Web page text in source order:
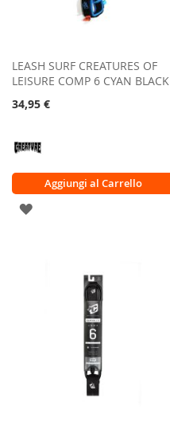
LEASH SURF CREATURES OF
LEISURE COMP 6 CYAN BLACK
34,95 €
Aggiungi al Carrello
AGGIUNGI
DESIDERI